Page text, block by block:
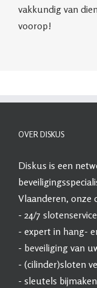
vakkundig van
voorop!
OVER DISKUS
Diskus is een
Vlaanderen, onze
- 24/7 slotenservice
- expert in hang-
- beveiliging van
- (cilinder)sloten
- sleutels bijmaken